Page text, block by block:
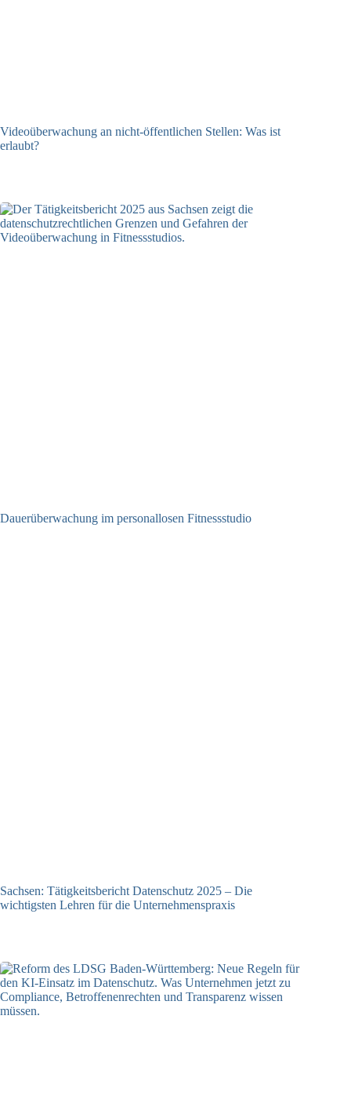
Videoüberwachung an nicht-öffentlichen Stellen: Was ist
erlaubt?
Dauerüberwachung im personallosen Fitnessstudio
Sachsen: Tätigkeitsbericht Datenschutz 2025 – Die
wichtigsten Lehren für die Unternehmenspraxis